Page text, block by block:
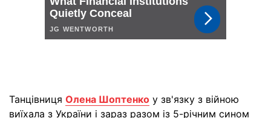
Танцівниця Олена Шоптенко у зв'язку з війною
виїхала з України і зараз разом із 5-річним сином